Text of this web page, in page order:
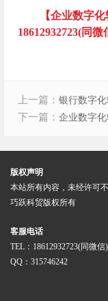
【企业数字
18612932723(同
上一篇： 银行数字
下一篇： 企业数字
版权声明
本站所有内容，未经许可
巧跃科贸版权所有
客服电话
TEL：18612932723(同微信)
QQ：315746242